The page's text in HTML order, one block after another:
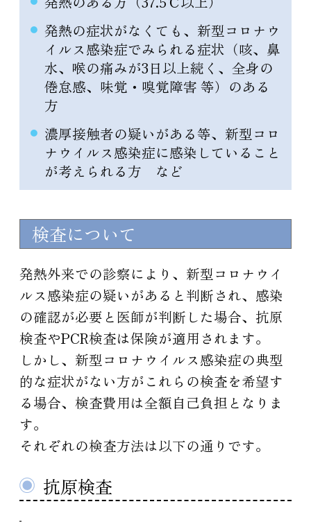
発熱の症状がなくても、新型コロナウ
イルス感染症でみられる症状（咳、鼻
水、喉の痛みが3日以上続く、全身の
倦怠感、味覚・嗅覚障害 等）のある
方
濃厚接触者の疑いがある等、新型コロ
ナウイルス感染症に感染していること
が考えられる方 など
検査について
発熱外来での診察により、新型コロナウイ
ルス感染症の疑いがあると判断され、感染
の確認が必要と医師が判断した場合、抗原
検査やPCR検査は保険が適用されます。
しかし、新型コロナウイルス感染症の典型
的な症状がない方がこれらの検査を希望す
る場合、検査費用は全額自己負担となりま
す。
それぞれの検査方法は以下の通りです。
抗原検査